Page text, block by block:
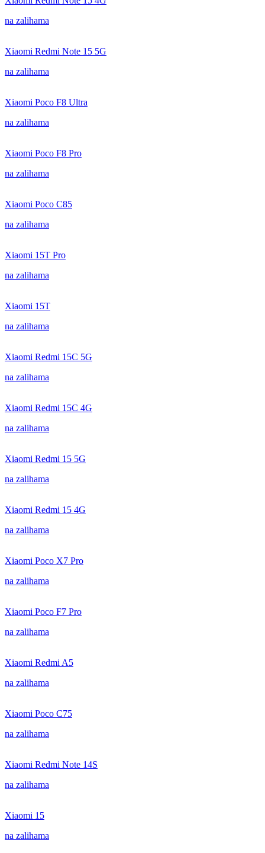
na zalihama
Xiaomi Redmi Note 15 5G
na zalihama
Xiaomi Poco F8 Ultra
na zalihama
Xiaomi Poco F8 Pro
na zalihama
Xiaomi Poco C85
na zalihama
Xiaomi 15T Pro
na zalihama
Xiaomi 15T
na zalihama
Xiaomi Redmi 15C 5G
na zalihama
Xiaomi Redmi 15C 4G
na zalihama
Xiaomi Redmi 15 5G
na zalihama
Xiaomi Redmi 15 4G
na zalihama
Xiaomi Poco X7 Pro
na zalihama
Xiaomi Poco F7 Pro
na zalihama
Xiaomi Redmi A5
na zalihama
Xiaomi Poco C75
na zalihama
Xiaomi Redmi Note 14S
na zalihama
Xiaomi 15
na zalihama